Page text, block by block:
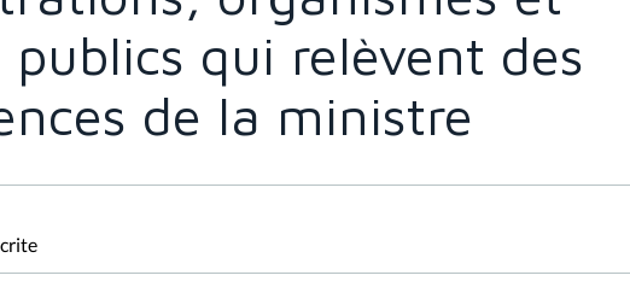
publics qui relèvent des
de la ministre